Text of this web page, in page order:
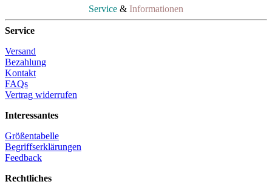
Service & Informationen
Service
Versand
Bezahlung
Kontakt
FAQs
Vertrag widerrufen
Interessantes
Größentabelle
Begriffserklärungen
Feedback
Rechtliches